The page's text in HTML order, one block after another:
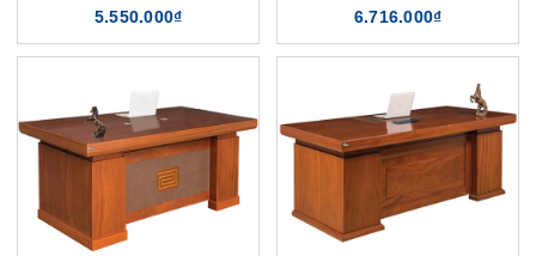
5.550.000₫
6.716.000₫